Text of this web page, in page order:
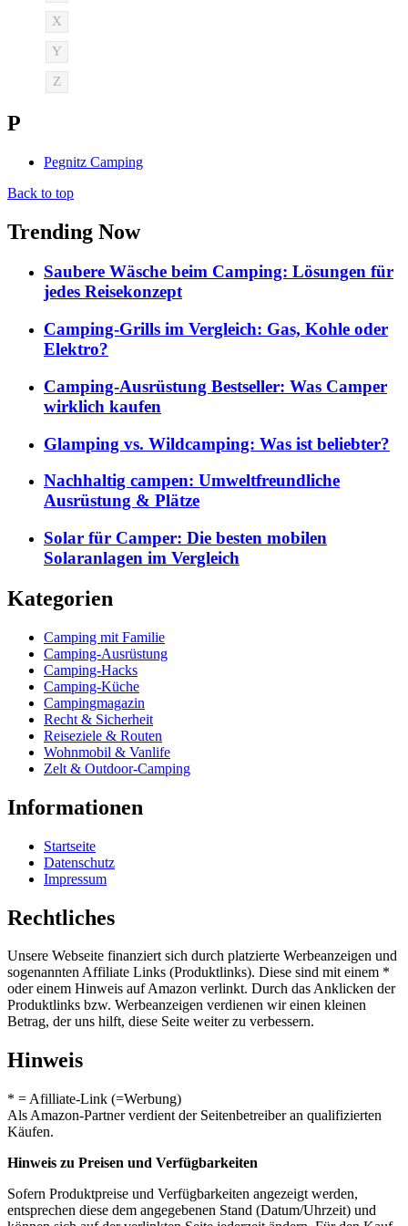
X
Y
Z
P
Pegnitz Camping
Back to top
Trending Now
Saubere Wäsche beim Camping: Lösungen für
jedes Reisekonzept
Camping-Grills im Vergleich: Gas, Kohle oder
Elektro?
Camping-Ausrüstung Bestseller: Was Camper
wirklich kaufen
Glamping vs. Wildcamping: Was ist beliebter?
Nachhaltig campen: Umweltfreundliche
Ausrüstung & Plätze
Solar für Camper: Die besten mobilen
Solaranlagen im Vergleich
Kategorien
Camping mit Familie
Camping-Ausrüstung
Camping-Hacks
Camping-Küche
Campingmagazin
Recht & Sicherheit
Reiseziele & Routen
Wohnmobil & Vanlife
Zelt & Outdoor-Camping
Informationen
Startseite
Datenschutz
Impressum
Rechtliches
Unsere Webseite finanziert sich durch platzierte Werbeanzeigen und
sogenannten Affiliate Links (Produktlinks). Diese sind mit einem *
oder einem Hinweis auf Amazon verlinkt. Durch das Anklicken der
Produktlinks bzw. Werbeanzeigen verdienen wir einen kleinen
Betrag, der uns hilft, diese Seite weiter zu verbessern.
Hinweis
* = Afilliate-Link (=Werbung)
Als Amazon-Partner verdient der Seitenbetreiber an qualifizierten
Käufen.
Hinweis zu Preisen und Verfügbarkeiten
Sofern Produktpreise und Verfügbarkeiten angezeigt werden,
entsprechen diese dem angegebenen Stand (Datum/Uhrzeit) und